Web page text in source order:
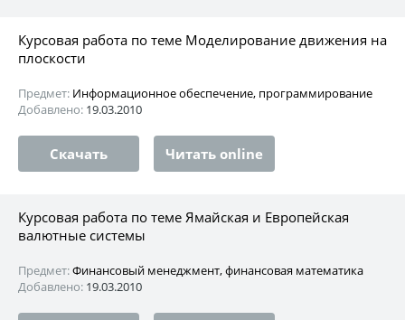
Курсовая работа по теме Моделирование движения на
плоскости
Предмет: Информационное обеспечение, программирование
Добавлено: 19.03.2010
Скачать Читать online
Курсовая работа по теме Ямайская и Европейская
валютные системы
Предмет:Финансовый менеджмент, финансовая математика
Добавлено: 19.03.2010